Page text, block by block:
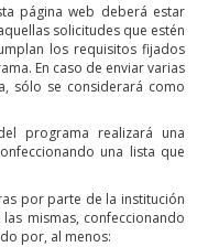
página web deberá estar
solicitudes que estén
los requisitos fijados
En caso de enviar varias
sólo se considerará como
programa realizará una
una lista que
por parte de la institución
mismas, confeccionando
por, al menos: